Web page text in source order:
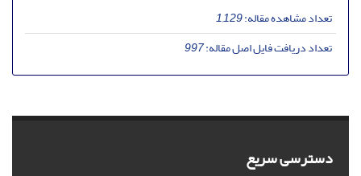
تعداد مشاهده مقاله:1,129
تعداد دریافت فایل اصل مقاله:997
دسترسی سریع